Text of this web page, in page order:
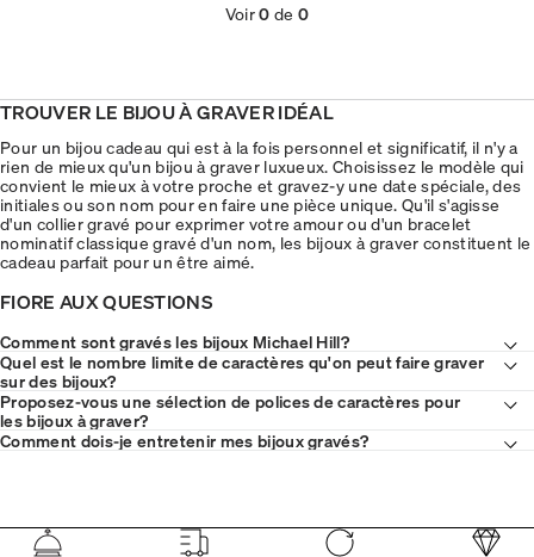
Voir0 de 0
TROUVER LE BIJOU À GRAVER IDÉAL
Pour un bijou cadeau qui est à la fois personnel et significatif, il n'y a
rien de mieux qu'un bijou à graver luxueux. Choisissez le modèle qui
convient le mieux à votre proche et gravez-y une date spéciale, des
initiales ou son nom pour en faire une pièce unique. Qu'il s'agisse
d'un collier gravé pour exprimer votre amour ou d'un bracelet
nominatif classique gravé d'un nom, les bijoux à graver constituent le
cadeau parfait pour un être aimé.
FIORE AUX QUESTIONS
Comment sont gravés les bijoux Michael Hill?
Quel est le nombre limite de caractères qu'on peut faire graver
sur des bijoux?
Proposez-vous une sélection de polices de caractères pour
les bijoux à graver?
Comment dois-je entretenir mes bijoux gravés?